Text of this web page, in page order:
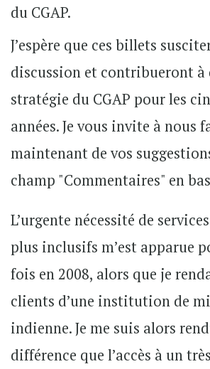
du CGAP.
J’espère que ces billets
discussion et contribueront
stratégie du CGAP pour les
années. Je vous invite à nous
maintenant de vos
champ "Commentaires" en
L’urgente nécessité de
plus inclusifs m’est apparue
fois en 2008, alors que je
clients d’une institution de
indienne. Je me suis alors
différence que l’accès à un